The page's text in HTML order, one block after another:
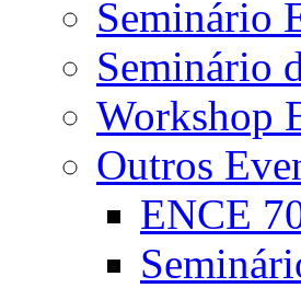
Seminário
Seminário
Workshop
Outros
ENCE